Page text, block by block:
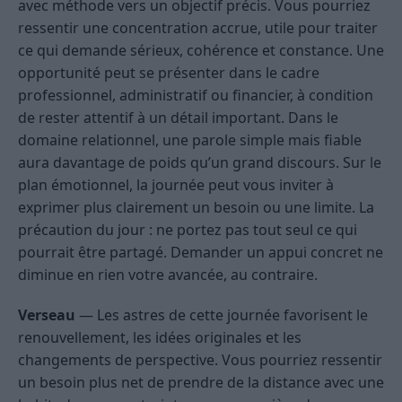
avec méthode vers un objectif précis. Vous pourriez
ressentir une concentration accrue, utile pour traiter
ce qui demande sérieux, cohérence et constance. Une
opportunité peut se présenter dans le cadre
professionnel, administratif ou financier, à condition
de rester attentif à un détail important. Dans le
domaine relationnel, une parole simple mais fiable
aura davantage de poids qu’un grand discours. Sur le
plan émotionnel, la journée peut vous inviter à
exprimer plus clairement un besoin ou une limite. La
précaution du jour : ne portez pas tout seul ce qui
pourrait être partagé. Demander un appui concret ne
diminue en rien votre avancée, au contraire.
Verseau — Les astres de cette journée favorisent le
renouvellement, les idées originales et les
changements de perspective. Vous pourriez ressentir
un besoin plus net de prendre de la distance avec une